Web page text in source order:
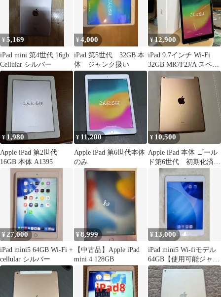
¥5,169
iPad mini 第4世代 16gb
Cellular シルバー
¥4,000
iPad 第5世代 32GB 本
体 ジャンク扱い
¥12,900
iPad 9.7インチ Wi-Fi
32GB MR7F2J/A スペー
スグレイ
¥ 1,980
Apple iPad 第2世代
16GB 本体 A1395
¥ 11,200
Apple iPad 第6世代本体
のみ
¥ 10,500
Apple iPad 本体 ゴール
ド第6世代 初期化済
み ケース付き
¥ 27,000
iPad mini5 64GB Wi-Fi +
cellular シルバー
¥8,999
【中古品】Apple iPad
mini 4 128GB
¥ 13,000
iPad mini5 Wi-fiモデル
64GB【使用可能ジャン
ク】